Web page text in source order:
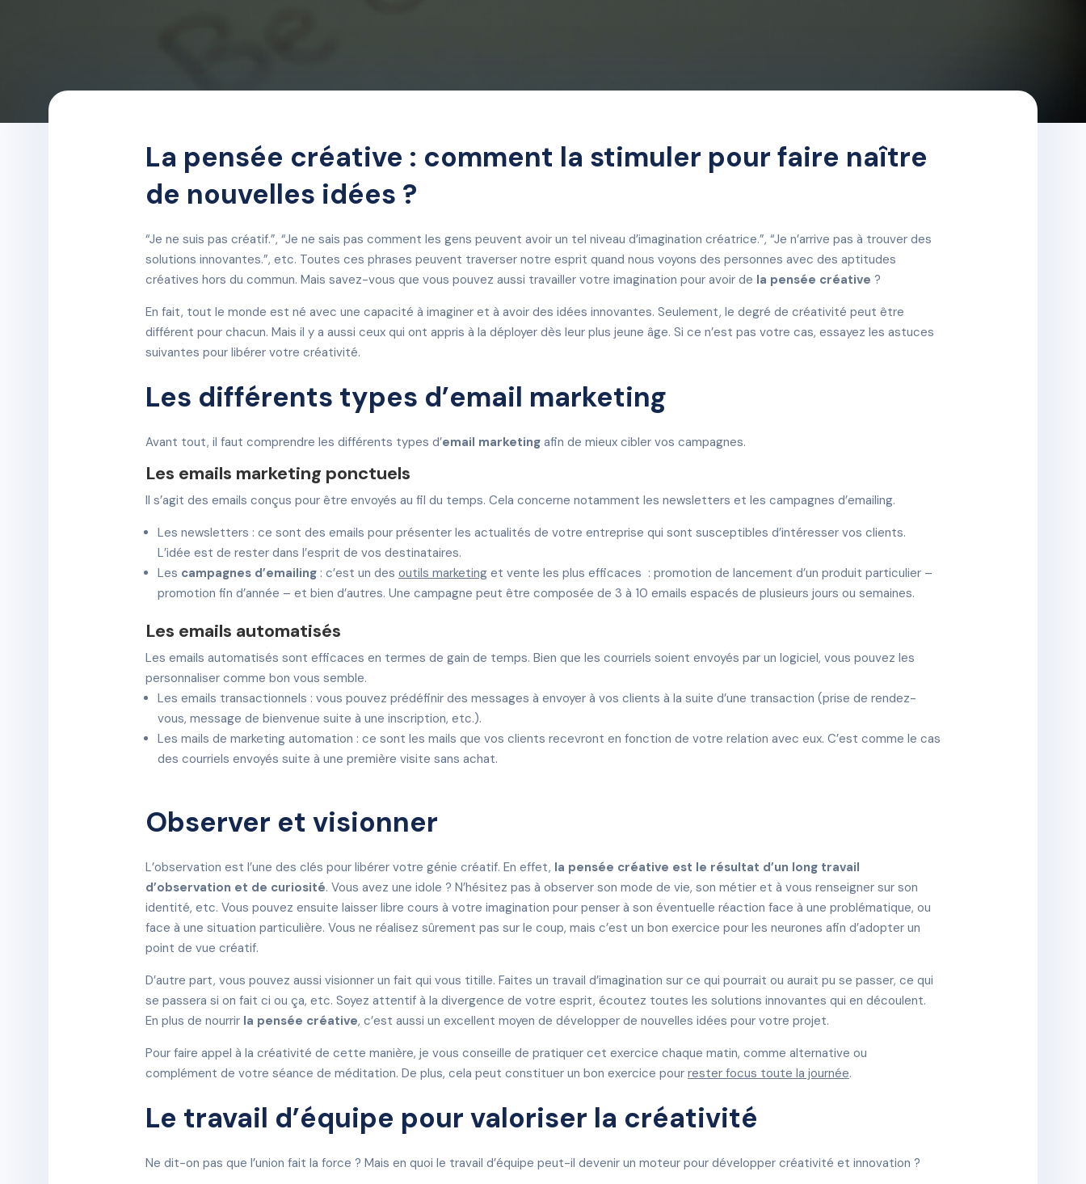
La pensée créative : comment la stimuler pour faire naître
de nouvelles idées ?
“Je ne suis pas créatif.”, “Je ne sais pas comment les gens peuvent avoir un tel niveau d’imagination créatrice.”, “Je n’arrive pas à trouver des
solutions innovantes.”, etc. Toutes ces phrases peuvent traverser notre esprit quand nous voyons des personnes avec des aptitudes
créatives hors du commun. Mais savez-vous que vous pouvez aussi travailler votre imagination pour avoir de la pensée créative ?
En fait, tout le monde est né avec une capacité à imaginer et à avoir des idées innovantes. Seulement, le degré de créativité peut être
différent pour chacun. Mais il y a aussi ceux qui ont appris à la déployer dès leur plus jeune âge. Si ce n’est pas votre cas, essayez les astuces
suivantes pour libérer votre créativité.
Les différents types d’email marketing
Avant tout, il faut comprendre les différents types d’email marketing afin de mieux cibler vos campagnes.
Les emails marketing ponctuels
Il s’agit des emails conçus pour être envoyés au fil du temps. Cela concerne notamment les newsletters et les campagnes d’emailing.
Les newsletters : ce sont des emails pour présenter les actualités de votre entreprise qui sont susceptibles d’intéresser vos clients.
L’idée est de rester dans l’esprit de vos destinataires.
Les campagnes d’emailing : c’est un des outils marketing et vente les plus efficaces : promotion de lancement d’un produit particulier –
promotion fin d’année – et bien d’autres. Une campagne peut être composée de 3 à 10 emails espacés de plusieurs jours ou semaines.
Les emails automatisés
Les emails automatisés sont efficaces en termes de gain de temps. Bien que les courriels soient envoyés par un logiciel, vous pouvez les
personnaliser comme bon vous semble.
Les emails transactionnels : vous pouvez prédéfinir des messages à envoyer à vos clients à la suite d’une transaction (prise de rendez-
vous, message de bienvenue suite à une inscription, etc.).
Les mails de marketing automation : ce sont les mails que vos clients recevront en fonction de votre relation avec eux. C’est comme le cas
des courriels envoyés suite à une première visite sans achat.
Observer et visionner
L’observation est l’une des clés pour libérer votre génie créatif. En effet, la pensée créative est le résultat d’un long travail
d’observation et de curiosité. Vous avez une idole ? N’hésitez pas à observer son mode de vie, son métier et à vous renseigner sur son
identité, etc. Vous pouvez ensuite laisser libre cours à votre imagination pour penser à son éventuelle réaction face à une problématique, ou
face à une situation particulière. Vous ne réalisez sûrement pas sur le coup, mais c’est un bon exercice pour les neurones afin d’adopter un
point de vue créatif.
D’autre part, vous pouvez aussi visionner un fait qui vous titille. Faites un travail d’imagination sur ce qui pourrait ou aurait pu se passer, ce qui
se passera si on fait ci ou ça, etc. Soyez attentif à la divergence de votre esprit, écoutez toutes les solutions innovantes qui en découlent.
En plus de nourrir la pensée créative, c’est aussi un excellent moyen de développer de nouvelles idées pour votre projet.
Pour faire appel à la créativité de cette manière, je vous conseille de pratiquer cet exercice chaque matin, comme alternative ou
complément de votre séance de méditation. De plus, cela peut constituer un bon exercice pour rester focus toute la journée.
Le travail d’équipe pour valoriser la créativité
Ne dit-on pas que l’union fait la force ? Mais en quoi le travail d’équipe peut-il devenir un moteur pour développer créativité et innovation ?